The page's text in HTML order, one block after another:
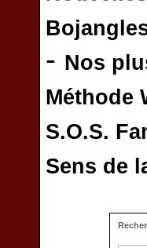
- Nos
Méthode
S.O.S.
Sens de